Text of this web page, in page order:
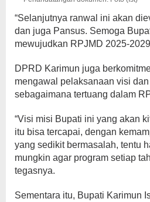
“Selanjutnya ranwal ini akan
dan juga Pansus. Semoga
mewujudkan RPJMD 2025-
DPRD Karimun juga
mengawal pelaksanaan visi
sebagaimana tertuang dalam
“Visi misi Bupati ini yang akan
itu bisa tercapai, dengan
yang sedikit bermasalah, tentu
mungkin agar program setiap
tegasnya.
Sementara itu, Bupati Karimun